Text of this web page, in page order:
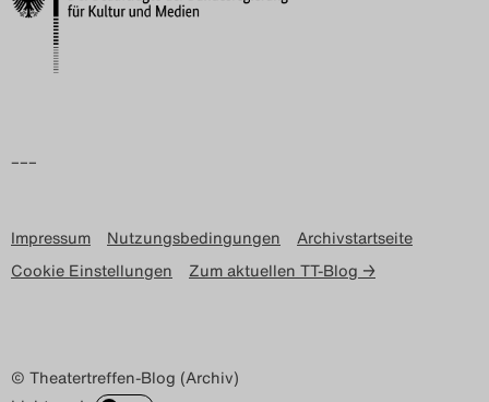
–––
Impressum Nutzungsbedingungen
Archivstartseite
Cookie Einstellungen
Zum aktuellen TT-Blog →
© Theatertreffen-Blog (Archiv)